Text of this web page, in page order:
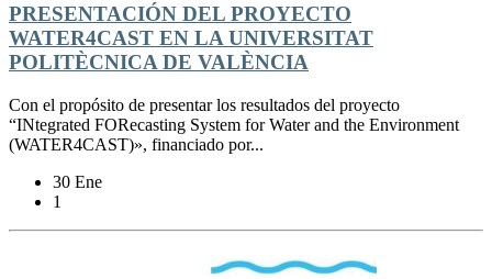
PRESENTACIÓN DEL PROYECTO
WATER4CAST EN LA UNIVERSITAT
POLITÈCNICA DE VALÈNCIA
Con el propósito de presentar los resultados del proyecto
“INtegrated FORecasting System for Water and the Environment
(WATER4CAST)», financiado por...
30 Ene
1